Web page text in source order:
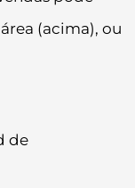
(acima), ou